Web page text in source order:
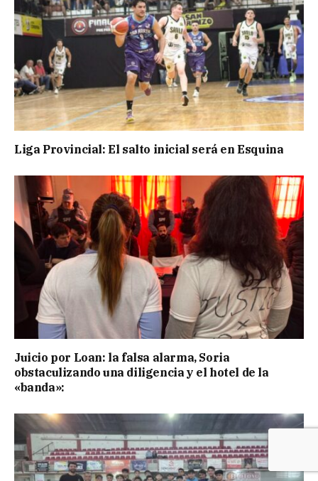
Liga Provincial: El salto inicial será en Esquina
Juicio por Loan: la falsa alarma, Soria
obstaculizando una diligencia y el hotel de la
«banda»: